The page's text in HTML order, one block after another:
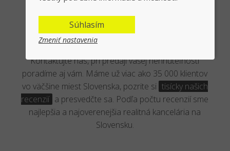
Overená kancelária reálnymi
klientmi
Kontaktujte nás, pri predaji vašej nehnuteľnosti
poradíme aj vám. Máme už viac ako 35 000 klientov
vo väčšine miest Slovenska, pozrite si tisícky našich
recenzií a presvedčte sa. Podľa počtu recenzií sme
najlepšia a najoverenejšia realitná kancelária na
Slovensku.
Súhlasím
Zmeniť nastavenia